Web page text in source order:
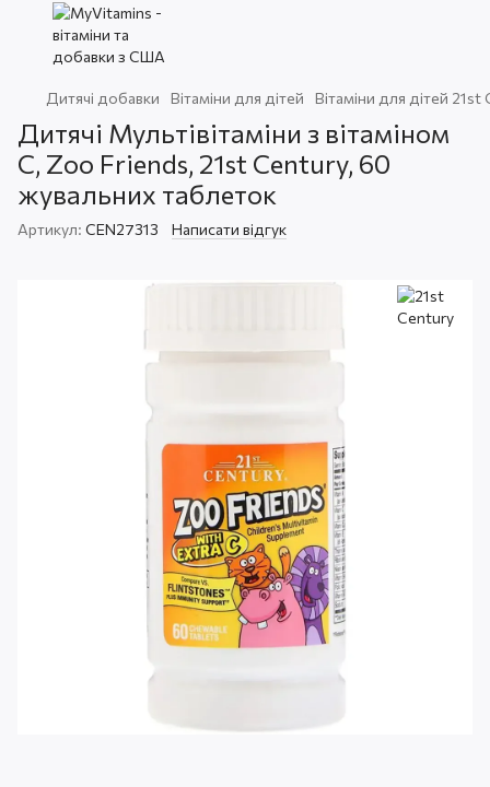
Дитячі добавки Вітаміни для дітей Вітаміни для дітей 21st
Дитячі Мультівітаміни з вітаміном
C, Zoo Friends, 21st Century, 60
жувальних таблеток
Артикул: CEN27313 Написати відгук